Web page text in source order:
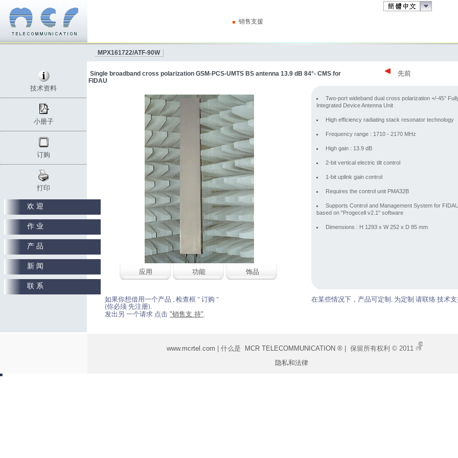
先前
技术资料
小册子
订购
打印
销售支援
MPX161722/ATF-90W
Single broadband cross polarization GSM-PCS-UMTS BS antenna 13.9 dB 84°- CMS for
FIDAU
应用 功能 饰品
Two-port wideband dual cross polarization +/-45°
Integrated Device Antenna Unit
High efficiency radiating stack resonator technology
Frequency range : 1710 - 2170 MHz
High gain : 13.9 dB
2-bit vertical electric tilt control
1-bit uplink gain control
Requires the control unit PMA32B
Supports Control and Management System for
based on "Progecell v2.1" software
Dimensions : H 1293 x W 252 x D 85 mm
如果你想借用一个产品 , 检查框 " 订购 "
(你必须 先注册).
发出另 一个请求 点击 "销售支 持".
在某些情况下，产品可定制. 为定制 请联络 技术
www.mcrtel.com | 什么是 MCR TELECOMMUNICATION ® | 保留所有权利 © 2011
隐私和法律
欢 迎
作 业
产 品
新 闻
联 系